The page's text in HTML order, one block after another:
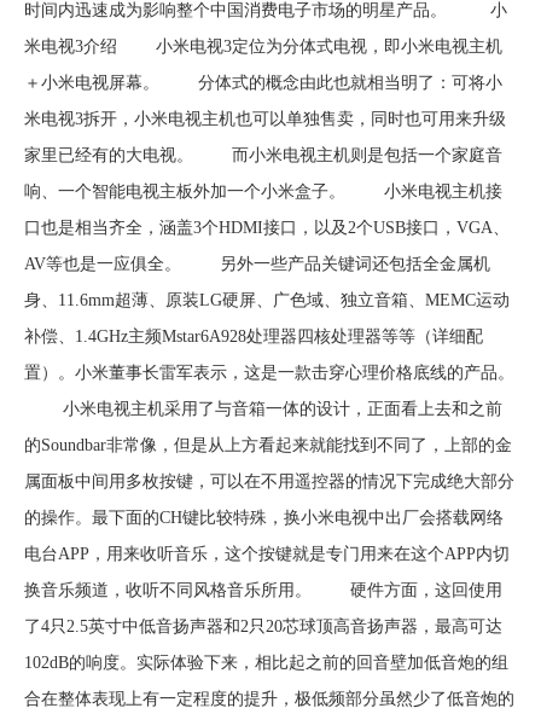
时间内迅速成为影响整个中国消费电子市场的明星产品。 小
米电视3介绍 小米电视3定位为分体式电视，即小米电视主机
＋小米电视屏幕。 分体式的概念由此也就相当明了：可将小
米电视3拆开，小米电视主机也可以单独售卖，同时也可用来升级
家里已经有的大电视。 而小米电视主机则是包括一个家庭音
响、一个智能电视主板外加一个小米盒子。 小米电视主机接
口也是相当齐全，涵盖3个HDMI接口，以及2个USB接口，VGA、
AV等也是一应俱全。 另外一些产品关键词还包括全金属机
身、11.6mm超薄、原装LG硬屏、广色域、独立音箱、MEMC运动
补偿、1.4GHz主频Mstar6A928处理器四核处理器等等（详细配
置）。小米董事长雷军表示，这是一款击穿心理价格底线的产品。
小米电视主机采用了与音箱一体的设计，正面看上去和之前
的Soundbar非常像，但是从上方看起来就能找到不同了，上部的金
属面板中间用多枚按键，可以在不用遥控器的情况下完成绝大部分
的操作。最下面的CH键比较特殊，换小米电视中出厂会搭载网络
电台APP，用来收听音乐，这个按键就是专门用来在这个APP内切
换音乐频道，收听不同风格音乐所用。 硬件方面，这回使用
了4只2.5英寸中低音扬声器和2只20芯球顶高音扬声器，最高可达
102dB的响度。实际体验下来，相比起之前的回音壁加低音炮的组
合在整体表现上有一定程度的提升，极低频部分虽然少了低音炮的